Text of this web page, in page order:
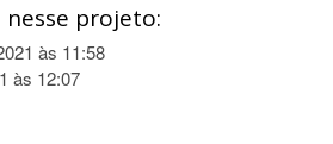
projeto:
às 11:58
às 12:07